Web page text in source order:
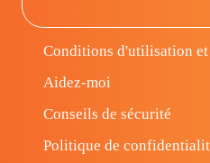
Conditions d'utilisation
Aidez-moi
Conseils de sécurité
Politique de